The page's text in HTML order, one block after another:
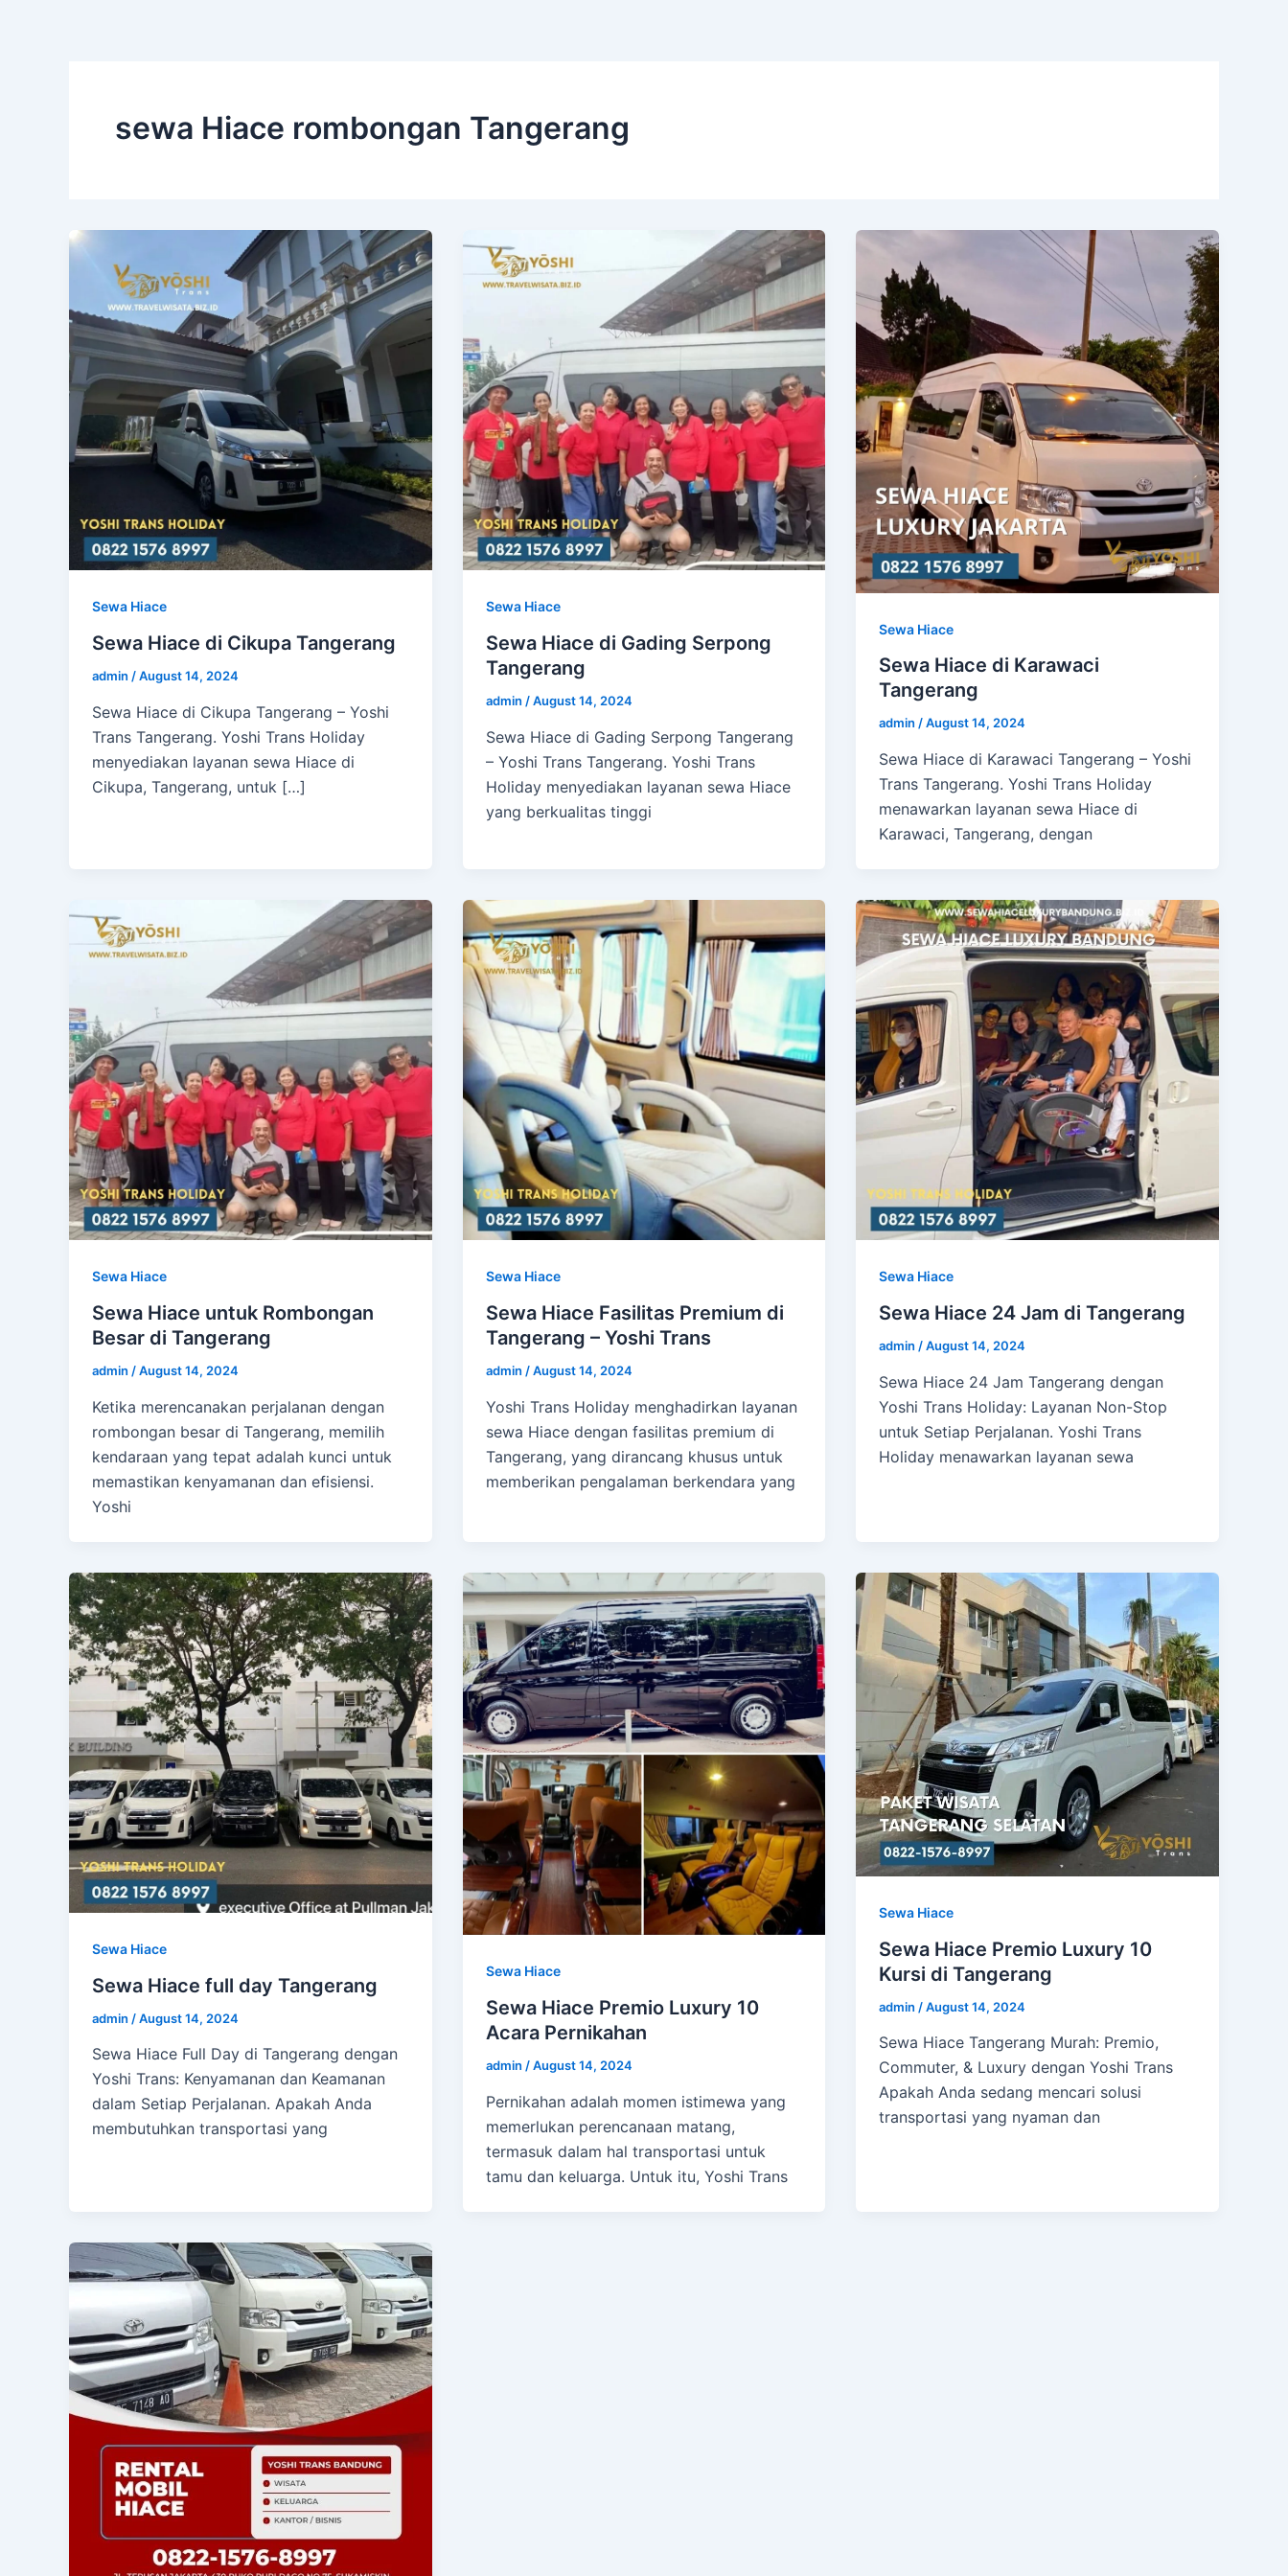
sewa Hiace rombongan Tangerang
Sewa Hiace
Sewa Hiace di Cikupa Tangerang
admin /August 14, 2024
Sewa Hiace di Cikupa Tangerang – Yoshi
Trans Tangerang. Yoshi Trans Holiday
menyediakan layanan sewa Hiace di
Cikupa, Tangerang, untuk […]
Sewa Hiace
Sewa Hiace di Gading Serpong
Tangerang
admin /August 14, 2024
Sewa Hiace di Gading Serpong Tangerang
– Yoshi Trans Tangerang. Yoshi Trans
Holiday menyediakan layanan sewa Hiace
yang berkualitas tinggi
Sewa Hiace
Sewa Hiace di Karawaci
Tangerang
admin/August 14, 2024
Sewa Hiace di Karawaci Tangerang – Yoshi
Trans Tangerang. Yoshi Trans Holiday
menawarkan layanan sewa Hiace di
Karawaci, Tangerang, dengan
Sewa Hiace
Sewa Hiace untuk Rombongan
Besar di Tangerang
admin /August 14, 2024
Ketika merencanakan perjalanan dengan
rombongan besar di Tangerang, memilih
kendaraan yang tepat adalah kunci untuk
memastikan kenyamanan dan efisiensi.
Yoshi
Sewa Hiace
Sewa Hiace Fasilitas Premium di
Tangerang – Yoshi Trans
admin /August 14, 2024
Yoshi Trans Holiday menghadirkan layanan
sewa Hiace dengan fasilitas premium di
Tangerang, yang dirancang khusus untuk
memberikan pengalaman berkendara yang
Sewa Hiace
Sewa Hiace 24 Jam di Tangerang
admin /August 14, 2024
Sewa Hiace 24 Jam Tangerang dengan
Yoshi Trans Holiday: Layanan Non-Stop
untuk Setiap Perjalanan. Yoshi Trans
Holiday menawarkan layanan sewa
Sewa Hiace
Sewa Hiace full day Tangerang
admin /August 14, 2024
Sewa Hiace Full Day di Tangerang dengan
Yoshi Trans: Kenyamanan dan Keamanan
dalam Setiap Perjalanan. Apakah Anda
membutuhkan transportasi yang
Sewa Hiace
Sewa Hiace Premio Luxury 10
Acara Pernikahan
admin /August 14, 2024
Pernikahan adalah momen istimewa yang
memerlukan perencanaan matang,
termasuk dalam hal transportasi untuk
tamu dan keluarga. Untuk itu, Yoshi Trans
Sewa Hiace
Sewa Hiace Premio Luxury 10
Kursi di Tangerang
admin /August 14, 2024
Sewa Hiace Tangerang Murah: Premio,
Commuter, & Luxury dengan Yoshi Trans
Apakah Anda sedang mencari solusi
transportasi yang nyaman dan